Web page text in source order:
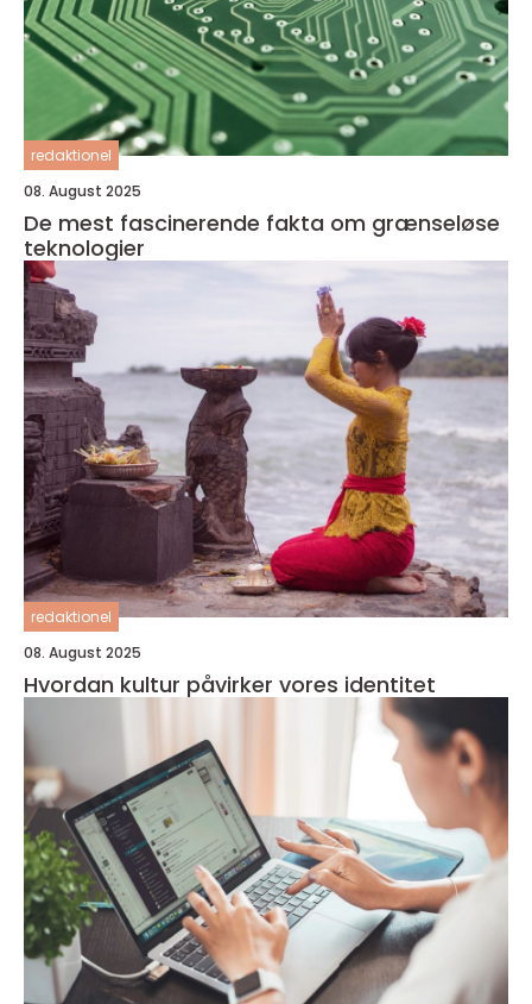
redaktionel
08. August 2025
De mest fascinerende fakta om grænseløse
teknologier
redaktionel
08. August 2025
Hvordan kultur påvirker vores identitet